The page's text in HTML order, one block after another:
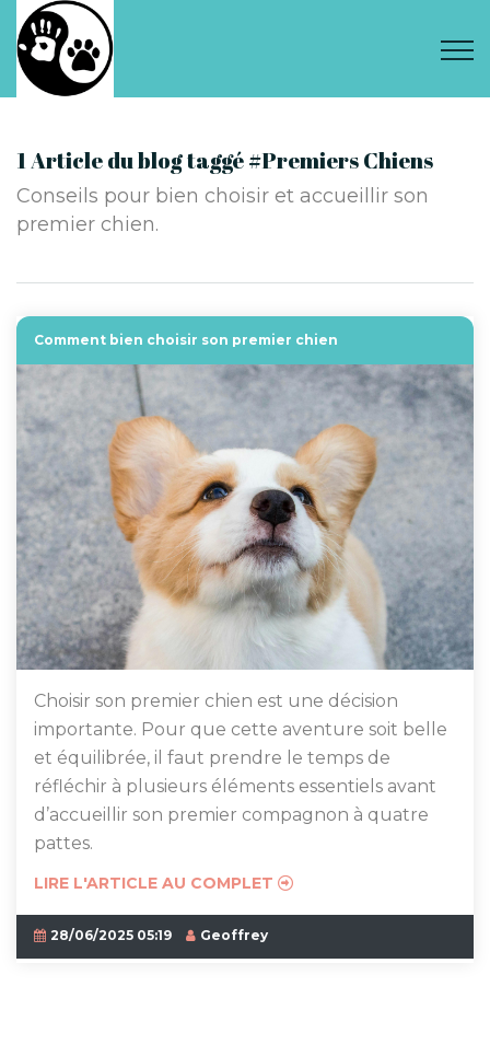
1 Article du blog taggé #Premiers Chiens
Conseils pour bien choisir et accueillir son
premier chien.
Comment bien choisir son premier chien
Choisir son premier chien est une décision
importante. Pour que cette aventure soit belle
et équilibrée, il faut prendre le temps de
réfléchir à plusieurs éléments essentiels avant
d’accueillir son premier compagnon à quatre
pattes.
LIRE L'ARTICLE AU COMPLET
28/06/2025 05:19 Geoffrey